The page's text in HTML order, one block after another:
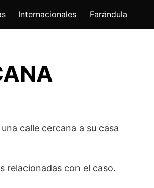
Internacionales Farándula
calle cercana a su casa
relacionadas con el caso.